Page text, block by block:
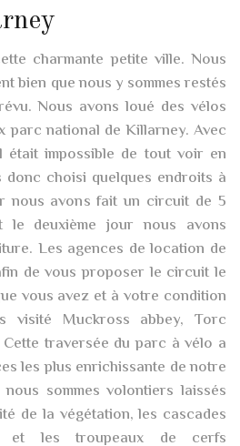
charmante petite ville. Nous
bien que nous y sommes restés
Nous avons loué des vélos
parc national de Killarney. Avec
était impossible de tout voir en
choisi quelques endroits à
nous avons fait un circuit de 5
le deuxième jour nous avons
Les agences de location de
de vous proposer le circuit le
vous avez et à votre condition
visité Muckross abbey, Torc
traversée du parc à vélo a
les plus enrichissante de notre
sommes volontiers laissés
de la végétation, les cascades
et les troupeaux de cerfs